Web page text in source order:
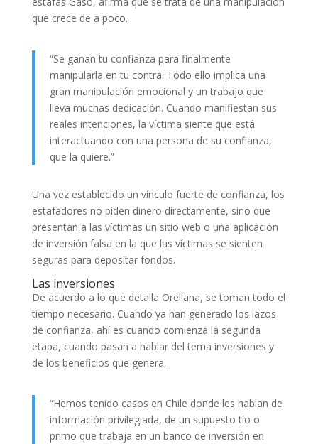
que crece de a poco.
“Se ganan tu confianza para finalmente
manipularla en tu contra. Todo ello implica una
gran manipulación emocional y un trabajo que
lleva muchas dedicación. Cuando manifiestan sus
reales intenciones, la víctima siente que está
interactuando con una persona de su confianza,
que la quiere.”
Una vez establecido un vínculo fuerte de confianza, los
estafadores no piden dinero directamente, sino que
presentan a las víctimas un sitio web o una aplicación
de inversión falsa en la que las víctimas se sienten
seguras para depositar fondos.
Las inversiones
De acuerdo a lo que detalla Orellana, se toman todo el
tiempo necesario. Cuando ya han generado los lazos
de confianza, ahí es cuando comienza la segunda
etapa, cuando pasan a hablar del tema inversiones y
de los beneficios que genera.
“Hemos tenido casos en Chile donde les hablan de
información privilegiada, de un supuesto tío o
primo que trabaja en un banco de inversión en